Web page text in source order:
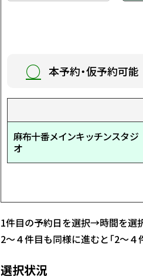
○ 本予約・仮予約可能
麻布十番メインキッチンスタジ
オ
○ ○ ○ ○ ○ ○
○ ○ ○ ○ ○ ○
○ ○ ○ ○ ○
1件目の予約日を選択→時間を選択
2～４件目も同様に進むと「2～４
選択状況